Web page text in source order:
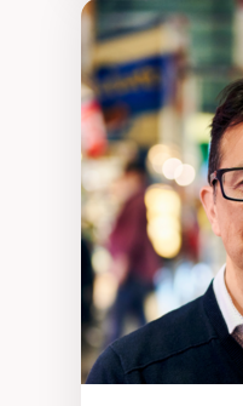
Expertises
Innovation
Technologies
Approches
Discours,
management
communautés
Politiques
Études
Créativité et
Méthodologies